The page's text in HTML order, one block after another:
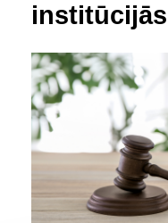
institūcijās